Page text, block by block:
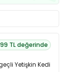
TL değerinde
Yetişkin Kedi